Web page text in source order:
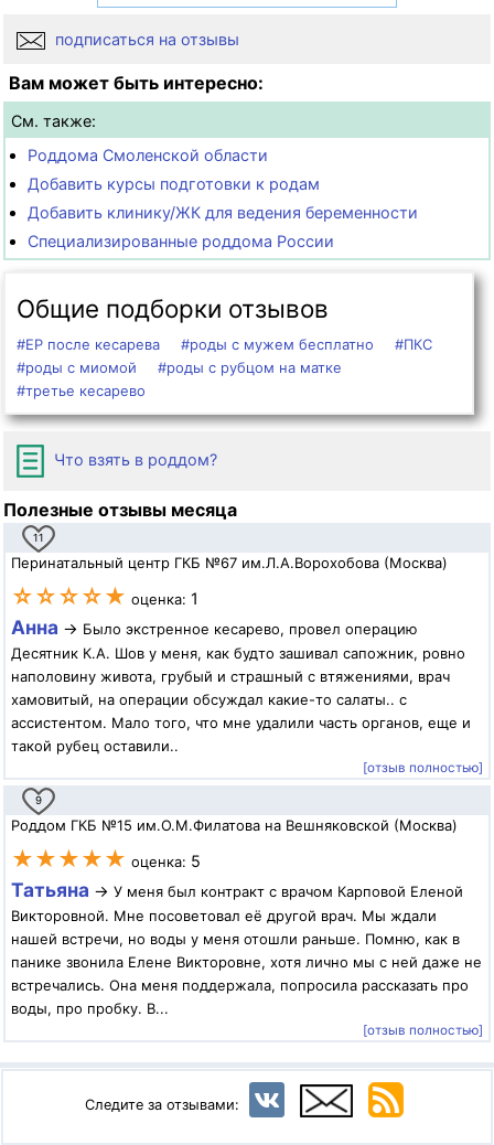
подписаться на отзывы
Вам может быть интересно:
См. также:
Роддома Смоленской области
Добавить курсы подготовки к родам
Добавить клинику/ЖК для ведения беременности
Специализированные роддома России
Общие подборки отзывов
#ЕР после кесарева #роды с мужем бесплатно
#ПКС
#роды с миомой
#роды с рубцом на матке
#третье кесарево
Что взять в роддом?
Полезные отзывы месяца
11
Перинатальный центр ГКБ №67 им.Л.А.Ворохобова (Москва)
☆☆☆☆★ оценка: 1
Анна → Было экстренное кесарево, провел операцию
Десятник К.А. Шов у меня, как будто зашивал сапожник, ровно
наполовину живота, грубый и страшный с втяжениями, врач
хамовитый, на операции обсуждал какие-то салаты.. с
ассистентом. Мало того, что мне удалили часть органов, еще и
такой рубец оставили..
[отзыв полностью]
9
Роддом ГКБ №15 им.О.М.Филатова на Вешняковской (Москва)
★★★★★ оценка: 5
Татьяна → У меня был контракт с врачом Карповой Еленой
Викторовной. Мне посоветовал её другой врач. Мы ждали
нашей встречи, но воды у меня отошли раньше. Помню, как в
панике звонила Елене Викторовне, хотя лично мы с ней даже не
встречались. Она меня поддержала, попросила рассказать про
воды, про пробку. В...
[отзыв полностью]
Следите за отзывами: